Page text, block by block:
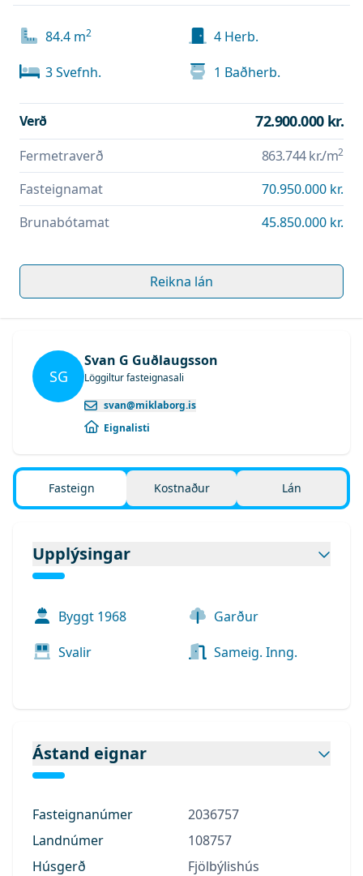
84.4 m2 4 Herb.
3Svefnh. 1 Baðherb.
Verð 72.900.000 kr.
Fermetraverð 863.744 kr./m2
Fasteignamat
70.950.000 kr.
Brunabótamat
45.850.000 kr.
Reikna lán
SG
Svan G Guðlaugsson
Löggiltur fasteignasali
svan@miklaborg.is
Eignalisti
Fasteign Kostnaður Lán
Upplýsingar
Byggt 1968
Garður
Svalir
Sameig. Inng.
Ástand eignar
Fasteignanúmer
2036757
Landnúmer
108757
Húsgerð
Fjölbýlishús